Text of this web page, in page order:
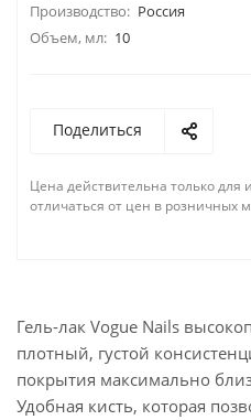
Производство: Россия
Объем, мл: 10
Поделиться
Цена действительна только
отличаться от цен в розничных
Гель-лак Vogue Nails
плотный, густой
покрытия максимально
Удобная кисть, которая